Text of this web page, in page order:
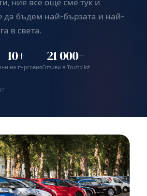
ние все още сме тук и
бъдем най-бързата и най-
в света.
10+
на търговия
21 000+
Отзиви в Trustpilot